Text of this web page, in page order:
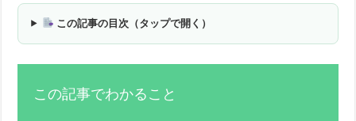
この記事の目次（タップで開く）
この記事でわかること